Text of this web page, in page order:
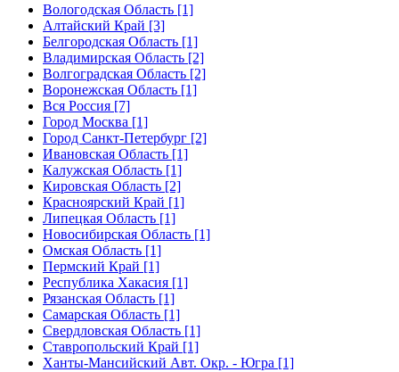
Вологодская Область [1]
Алтайский Край [3]
Белгородская Область [1]
Владимирская Область [2]
Волгоградская Область [2]
Воронежская Область [1]
Вся Россия [7]
Город Москва [1]
Город Санкт-Петербург [2]
Ивановская Область [1]
Калужская Область [1]
Кировская Область [2]
Красноярский Край [1]
Липецкая Область [1]
Новосибирская Область [1]
Омская Область [1]
Пермский Край [1]
Республика Хакасия [1]
Рязанская Область [1]
Самарская Область [1]
Свердловская Область [1]
Ставропольский Край [1]
Ханты-Мансийский Авт. Окр. - Югра [1]